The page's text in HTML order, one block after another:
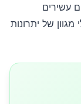
עשירים
של יתרונות